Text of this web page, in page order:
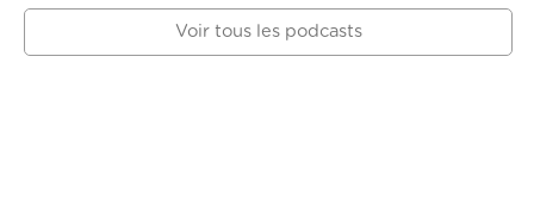
Voir tous les podcasts